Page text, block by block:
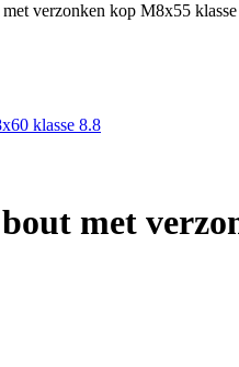
verzonken kop M8x55
klasse 8.8
met